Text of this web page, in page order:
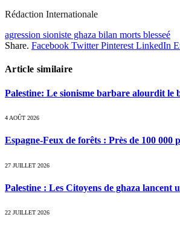
Rédaction Internationale
agression sioniste ghaza bilan morts blesseé
Share. Facebook Twitter Pinterest LinkedIn
Article similaire
Palestine: Le sionisme barbare alourdit le
4 AOÛT 2026
Espagne-Feux de forêts : Près de 100 000
27 JUILLET 2026
Palestine : Les Citoyens de ghaza lancent
22 JUILLET 2026